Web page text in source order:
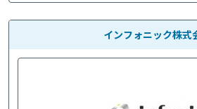
インフォニック株式